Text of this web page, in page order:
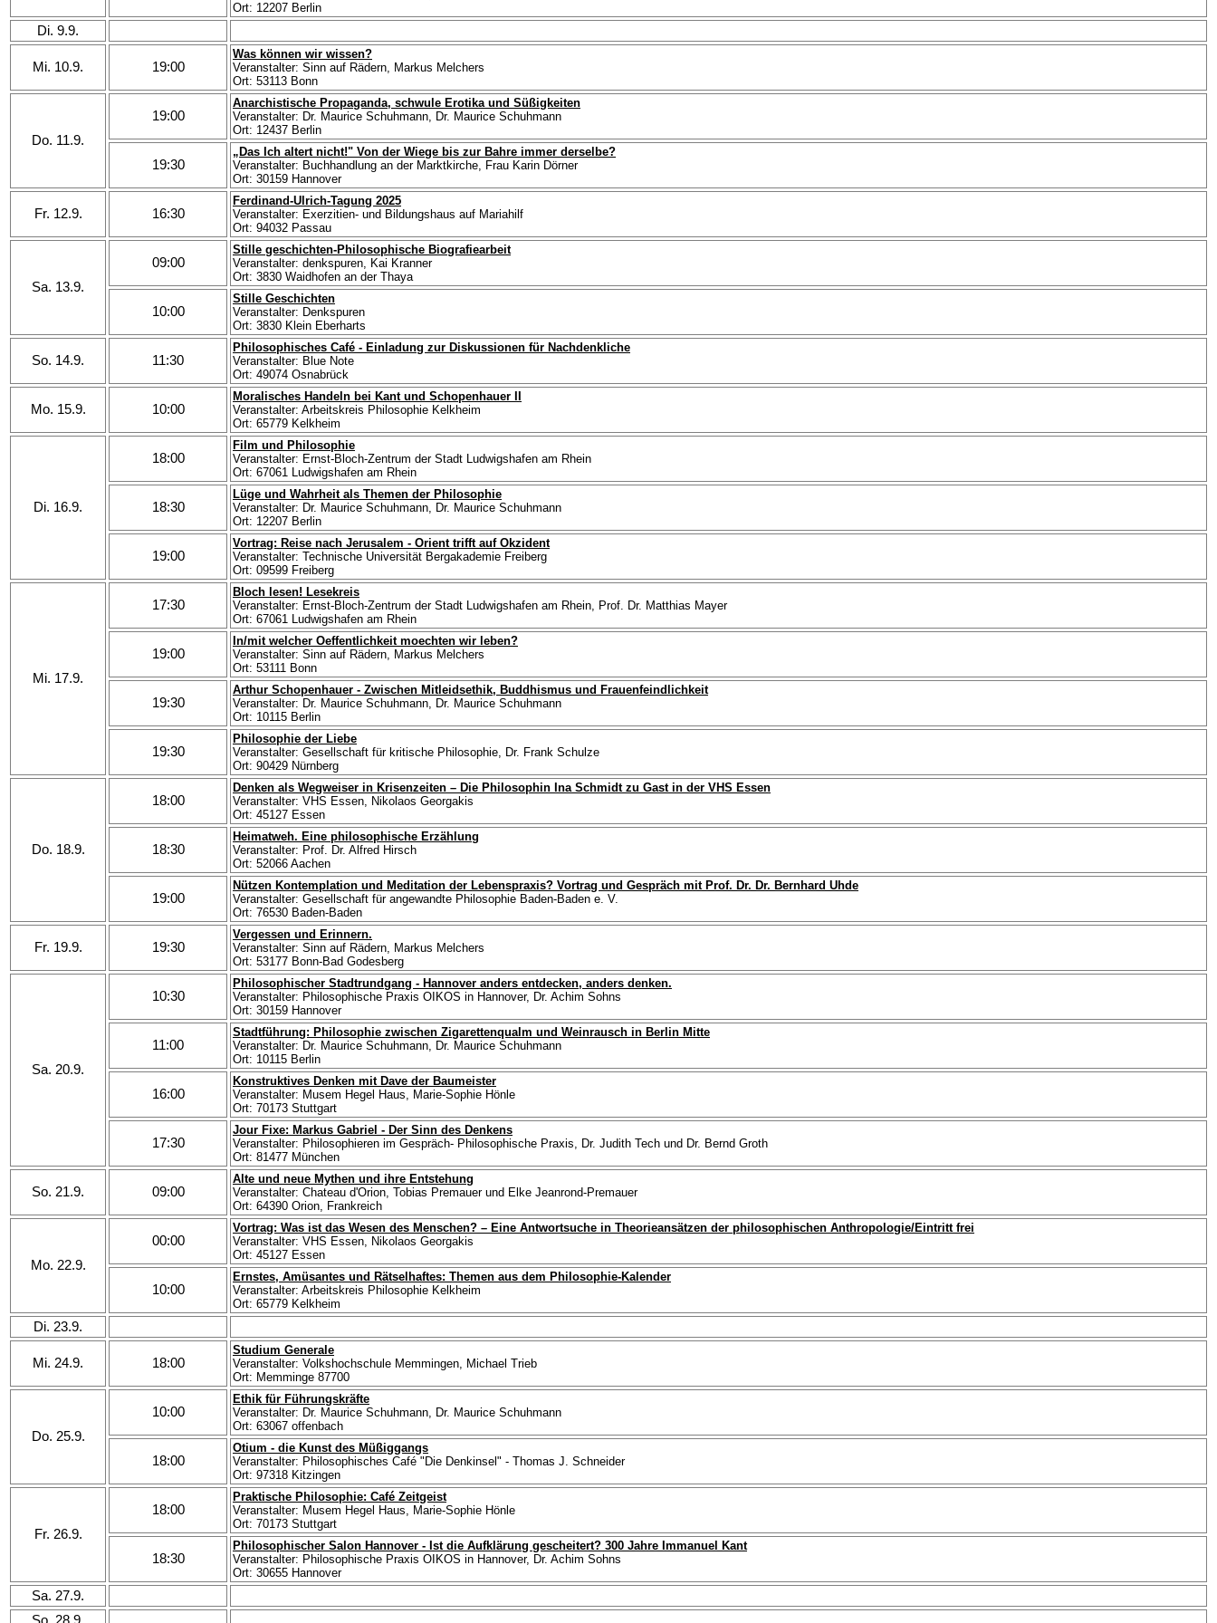
Ort: 12207 Berlin
Di. 9.9.
Mi. 10.9. 19:00
Was können wir wissen?
Veranstalter: Sinn auf Rädern, Markus Melchers
Ort: 53113 Bonn
Do. 11.9.
19:00
Anarchistische Propaganda, schwule Erotika und Süßigkeiten
Veranstalter: Dr. Maurice Schuhmann, Dr. Maurice Schuhmann
Ort: 12437 Berlin
19:30
„Das Ich altert nicht!" Von der Wiege bis zur Bahre immer derselbe?
Veranstalter: Buchhandlung an der Marktkirche, Frau Karin Dörner
Ort: 30159 Hannover
Fr. 12.9. 16:30
Ferdinand-Ulrich-Tagung 2025
Veranstalter: Exerzitien- und Bildungshaus auf Mariahilf
Ort: 94032 Passau
Sa. 13.9.
09:00
Stille geschichten-Philosophische Biografiearbeit
Veranstalter: denkspuren, Kai Kranner
Ort: 3830 Waidhofen an der Thaya
10:00
Stille Geschichten
Veranstalter: Denkspuren
Ort: 3830 Klein Eberharts
So. 14.9. 11:30
Philosophisches Café - Einladung zur Diskussionen für Nachdenkliche
Veranstalter: Blue Note
Ort: 49074 Osnabrück
Mo. 15.9. 10:00
Moralisches Handeln bei Kant und Schopenhauer II
Veranstalter: Arbeitskreis Philosophie Kelkheim
Ort: 65779 Kelkheim
Di. 16.9.
18:00
Film und Philosophie
Veranstalter: Ernst-Bloch-Zentrum der Stadt Ludwigshafen am Rhein
Ort: 67061 Ludwigshafen am Rhein
18:30
Lüge und Wahrheit als Themen der Philosophie
Veranstalter: Dr. Maurice Schuhmann, Dr. Maurice Schuhmann
Ort: 12207 Berlin
19:00
Vortrag: Reise nach Jerusalem - Orient trifft auf Okzident
Veranstalter: Technische Universität Bergakademie Freiberg
Ort: 09599 Freiberg
Mi. 17.9.
17:30
Bloch lesen! Lesekreis
Veranstalter: Ernst-Bloch-Zentrum der Stadt Ludwigshafen am Rhein, Prof. Dr. Matthias Mayer
Ort: 67061 Ludwigshafen am Rhein
19:00
In/mit welcher Oeffentlichkeit moechten wir leben?
Veranstalter: Sinn auf Rädern, Markus Melchers
Ort: 53111 Bonn
19:30
Arthur Schopenhauer - Zwischen Mitleidsethik, Buddhismus und Frauenfeindlichkeit
Veranstalter: Dr. Maurice Schuhmann, Dr. Maurice Schuhmann
Ort: 10115 Berlin
19:30
Philosophie der Liebe
Veranstalter: Gesellschaft für kritische Philosophie, Dr. Frank Schulze
Ort: 90429 Nürnberg
Do. 18.9.
18:00
Denken als Wegweiser in Krisenzeiten – Die Philosophin Ina Schmidt zu Gast in der VHS Essen
Veranstalter: VHS Essen, Nikolaos Georgakis
Ort: 45127 Essen
18:30
Heimatweh. Eine philosophische Erzählung
Veranstalter: Prof. Dr. Alfred Hirsch
Ort: 52066 Aachen
19:00
Nützen Kontemplation und Meditation der Lebenspraxis? Vortrag und Gespräch mit Prof. Dr. Dr. Bernhard Uhde
Veranstalter: Gesellschaft für angewandte Philosophie Baden-Baden e. V.
Ort: 76530 Baden-Baden
Fr. 19.9. 19:30
Vergessen und Erinnern.
Veranstalter: Sinn auf Rädern, Markus Melchers
Ort: 53177 Bonn-Bad Godesberg
Sa. 20.9.
10:30
Philosophischer Stadtrundgang - Hannover anders entdecken, anders denken.
Veranstalter: Philosophische Praxis OIKOS in Hannover, Dr. Achim Sohns
Ort: 30159 Hannover
11:00
Stadtführung: Philosophie zwischen Zigarettenqualm und Weinrausch in Berlin Mitte
Veranstalter: Dr. Maurice Schuhmann, Dr. Maurice Schuhmann
Ort: 10115 Berlin
16:00
Konstruktives Denken mit Dave der Baumeister
Veranstalter: Musem Hegel Haus, Marie-Sophie Hönle
Ort: 70173 Stuttgart
17:30
Jour Fixe: Markus Gabriel - Der Sinn des Denkens
Veranstalter: Philosophieren im Gespräch- Philosophische Praxis, Dr. Judith Tech und Dr. Bernd Groth
Ort: 81477 München
So. 21.9. 09:00
Alte und neue Mythen und ihre Entstehung
Veranstalter: Chateau d'Orion, Tobias Premauer und Elke Jeanrond-Premauer
Ort: 64390 Orion, Frankreich
Mo. 22.9.
00:00
Vortrag: Was ist das Wesen des Menschen? – Eine Antwortsuche in Theorieansätzen der philosophischen Anthropologie/Eintritt frei
Veranstalter: VHS Essen, Nikolaos Georgakis
Ort: 45127 Essen
10:00
Ernstes, Amüsantes und Rätselhaftes: Themen aus dem Philosophie-Kalender
Veranstalter: Arbeitskreis Philosophie Kelkheim
Ort: 65779 Kelkheim
Di. 23.9.
Mi. 24.9. 18:00
Studium Generale
Veranstalter: Volkshochschule Memmingen, Michael Trieb
Ort: Memminge 87700
Do. 25.9.
10:00
Ethik für Führungskräfte
Veranstalter: Dr. Maurice Schuhmann, Dr. Maurice Schuhmann
Ort: 63067 offenbach
18:00
Otium - die Kunst des Müßiggangs
Veranstalter: Philosophisches Café "Die Denkinsel" - Thomas J. Schneider
Ort: 97318 Kitzingen
Fr. 26.9.
18:00
Praktische Philosophie: Café Zeitgeist
Veranstalter: Musem Hegel Haus, Marie-Sophie Hönle
Ort: 70173 Stuttgart
18:30
Philosophischer Salon Hannover - Ist die Aufklärung gescheitert? 300 Jahre Immanuel Kant
Veranstalter: Philosophische Praxis OIKOS in Hannover, Dr. Achim Sohns
Ort: 30655 Hannover
Sa. 27.9.